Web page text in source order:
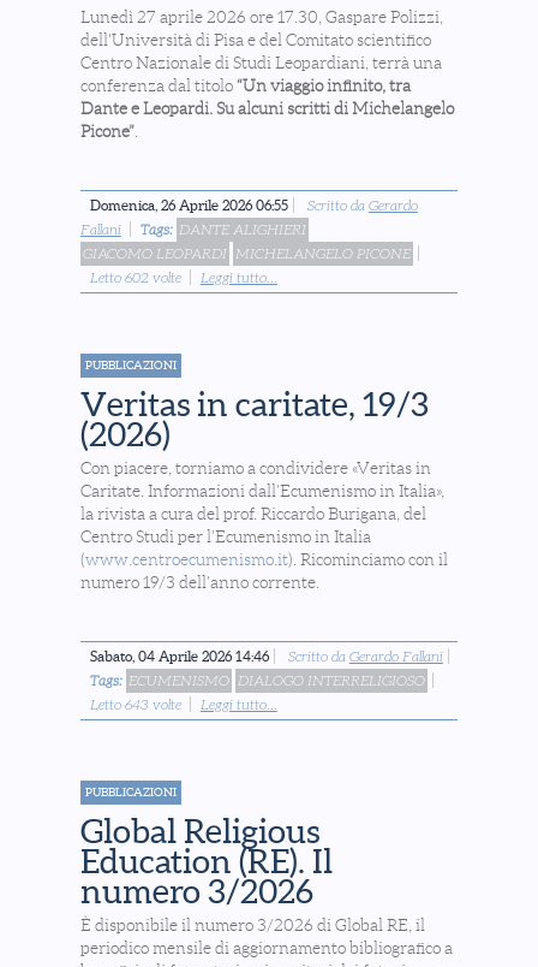
Lunedì 27 aprile 2026 ore 17.30, Gaspare Polizzi,
dell'Università di Pisa e del Comitato scientifico
Centro Nazionale di Studi Leopardiani, terrà una
conferenza dal titolo “Un viaggio infinito, tra
Dante e Leopardi. Su alcuni scritti di Michelangelo
Picone”.
Domenica, 26 Aprile 2026 06:55 Scritto da Gerardo
Fallani
Tags: DANTE ALIGHIERI
GIACOMO LEOPARDI
MICHELANGELO PICONE
Letto 602 volte
Leggi tutto...
PUBBLICAZIONI
Veritas in caritate, 19/3
(2026)
Con piacere, torniamo a condividere «Veritas in
Caritate. Informazioni dall’Ecumenismo in Italia»,
la rivista a cura del prof. Riccardo Burigana, del
Centro Studi per l’Ecumenismo in Italia
(www.centroecumenismo.it). Ricominciamo con il
numero 19/3 dell'anno corrente.
Sabato, 04 Aprile 2026 14:46 Scritto da Gerardo Fallani
Tags: ECUMENISMO
DIALOGO INTERRELIGIOSO
Letto 643 volte
Leggi tutto...
PUBBLICAZIONI
Global Religious
Education (RE). Il
numero 3/2026
È disponibile il numero 3/2026 di Global RE, il
periodico mensile di aggiornamento bibliografico a